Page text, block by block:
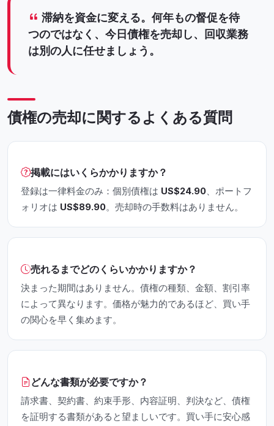
滞納を資金に変える。何年もの督促を待
つのではなく、今日債権を売却し、回収業務
は別の人に任せましょう。
債権の売却に関するよくある質問
掲載にはいくらかかりますか？
登録は一律料金のみ：個別債権は US$24.90、ポートフ
ォリオは US$89.90。売却時の手数料はありません。
売れるまでどのくらいかかりますか？
決まった期間はありません。債権の種類、金額、割引率
によって異なります。価格が魅力的であるほど、買い手
の関心を早く集めます。
どんな書類が必要ですか？
請求書、契約書、約束手形、内容証明、判決など、債権
を証明する書類があると望ましいです。買い手に安心感